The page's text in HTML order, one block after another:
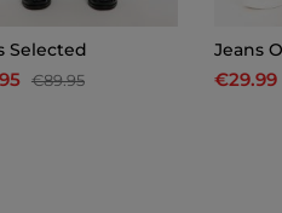
Selected
€89.95
Jeans
€29.99